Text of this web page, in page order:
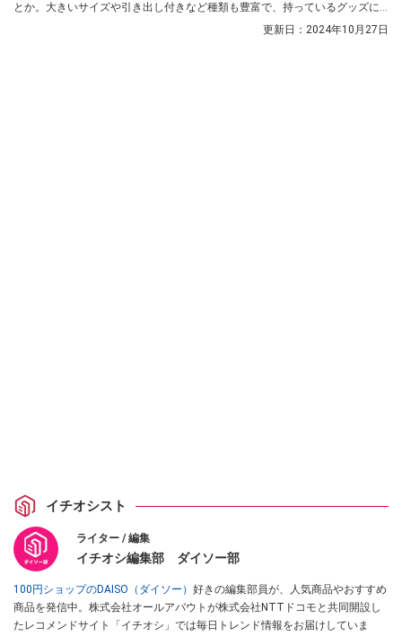
とか。大きいサイズや引き出し付きなど種類も豊富で、持っているグッズに
最適なものを選べるのもうれしいポイントです。今回は、ダイソーで買える
更新日： 2024年10月27日
イチオシスト
ライター / 編集
イチオシ編集部 ダイソー部
100円ショップのDAISO（ダイソー） 好きの編集部員が、人気商品やおすすめ
商品を発信中。株式会社オールアバウトが株式会社NTTドコモと共同開設し
たレコメンドサイト「イチオシ」では毎日トレンド情報をお届けしていま